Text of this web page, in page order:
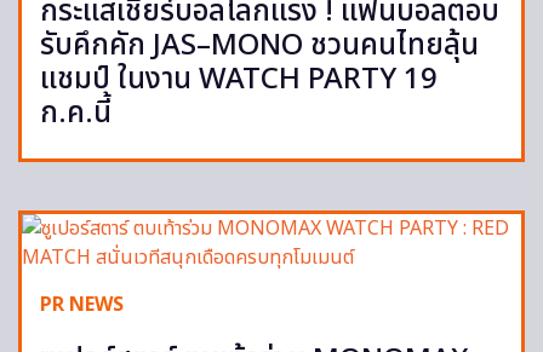
กระแสเชียร์บอลโลกแรง ! แฟนบอลตอบ
รับคึกคัก JAS–MONO ชวนคนไทยลุ้น
แชมป์ ในงาน WATCH PARTY 19
ก.ค.นี้
PR NEWS